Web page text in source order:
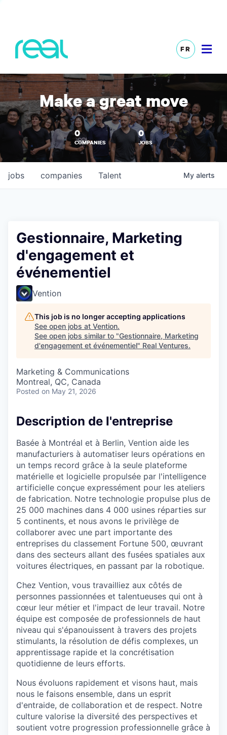
FR
Make a great move
0
COMPANIES
0
JOBS
jobs companies Talent My alerts
Gestionnaire, Marketing
d'engagement et
événementiel
Vention
This job is no longer accepting applications
See open jobs at Vention.
See open jobs similar to "Gestionnaire, Marketing
d'engagement et événementiel" Real Ventures.
Marketing & Communications
Montreal, QC, Canada
Posted on May 21, 2026
Description de l'entreprise
Basée à Montréal et à Berlin, Vention aide les
manufacturiers à automatiser leurs opérations en
un temps record grâce à la seule plateforme
matérielle et logicielle propulsée par l'intelligence
artificielle conçue expressément pour les ateliers
de fabrication. Notre technologie propulse plus de
25 000 machines dans 4 000 usines réparties sur
5 continents, et nous avons le privilège de
collaborer avec une part importante des
entreprises du classement Fortune 500, œuvrant
dans des secteurs allant des fusées spatiales aux
voitures électriques, en passant par la robotique.
Chez Vention, vous travailliez aux côtés de
personnes passionnées et talentueuses qui ont à
cœur leur métier et l'impact de leur travail. Notre
équipe est composée de professionnels de haut
niveau qui s'épanouissent à travers des projets
stimulants, la résolution de défis complexes, un
apprentissage rapide et la concrétisation
quotidienne de leurs efforts.
Nous évoluons rapidement et visons haut, mais
nous le faisons ensemble, dans un esprit
d'entraide, de collaboration et de respect. Notre
culture valorise la diversité des perspectives et
soutient votre progression professionnelle grâce à